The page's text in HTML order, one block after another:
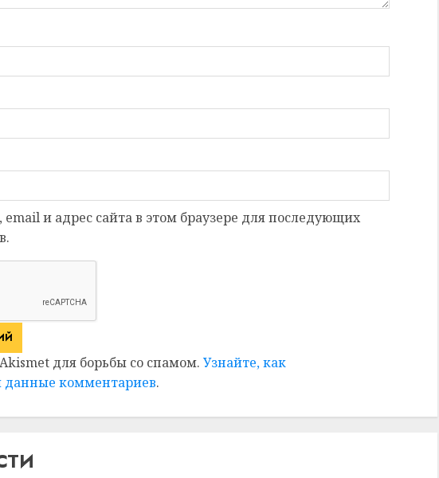
и адрес сайта в этом браузере для последующих
для борьбы со спамом. Узнайте, как
данные комментариев.